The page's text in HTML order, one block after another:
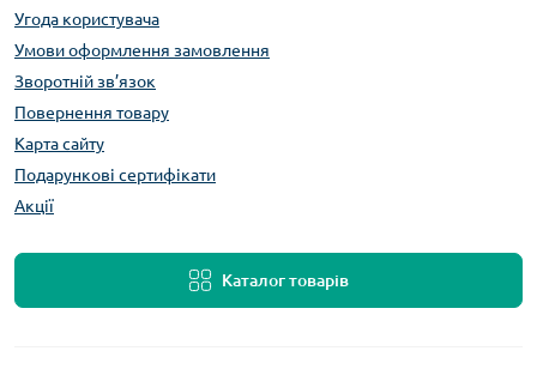
Угода користувача
Умови оформлення замовлення
Зворотній зв’язок
Повернення товару
Карта сайту
Подарункові сертифікати
Акції
Каталог товарів